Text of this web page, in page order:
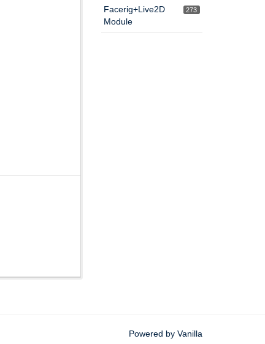
273
Facerig+Live2D
Module
Powered by Vanilla